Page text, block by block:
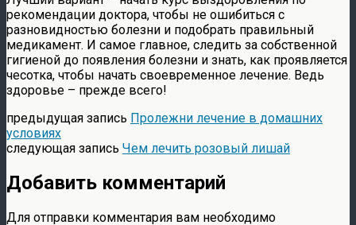
рекомендации доктора, чтобы не ошибиться с
разновидностью болезни и подобрать правильный
медикамент. И самое главное, следить за собственной
гигиеной до появления болезни и знать, как проявляется
чесотка, чтобы начать своевременное лечение. Ведь
здоровье – прежде всего!
предыдущая запись Пролежни лечение в домашних
условиях
следующая запись Чем лечить розовый лишай
Добавить комментарий
Для отправки комментария вам необходимо